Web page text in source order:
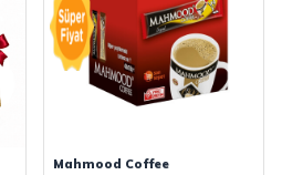
Mahmood Coffee